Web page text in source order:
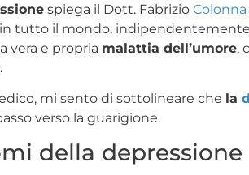
spiega il Dott. Fabrizio Colonna
tutto il mondo, indipendentemente
vera e propria malattia dell’umore,
mi sento di sottolineare che la
verso la guarigione.
della depressione